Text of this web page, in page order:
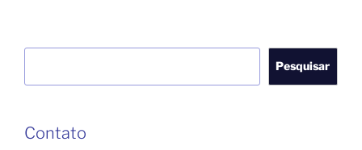
Pesquisar
Contato